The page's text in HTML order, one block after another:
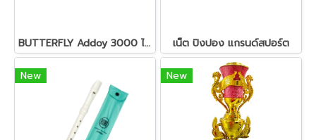
BUTTERFLY Addoy 3000 ไม้ปิงปอง เน็ต ปิงปอง แกรนด์สปอร์ต
New New